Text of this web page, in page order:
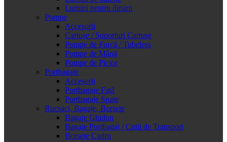
Lumini pentru dinam
Pompe
Accesorii
Cartușe / Suporturi Cartușe
Pompe de Furcă / Tubeless
Pompe de Mână
Pompe de Picior
Portbagaje
Accesorii
Portbagaje Față
Portbagaje Spate
Rucsaci, Bagaje, Borsete
Bagaje Ghidon
Bagaje Portbagaj / Cutii de Transport
Borsete Cadru